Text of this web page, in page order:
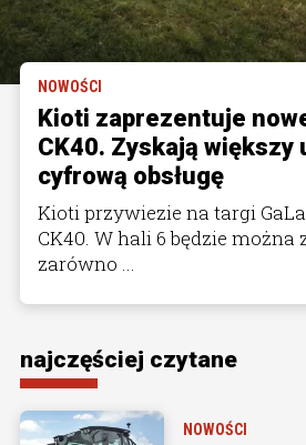
NOWOŚCI
Kioti zaprezentuje
CK40. Zyskają większy
cyfrową obsługę
Kioti przywiezie na targi
CK40. W hali 6 będzie można
zarówno ...
najczęściej czytane
NOWOŚCI